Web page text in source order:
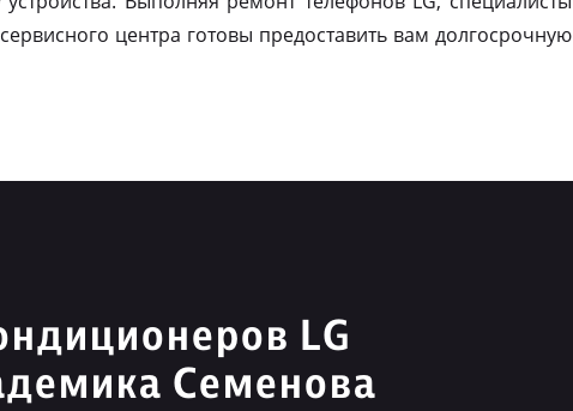
центра готовы предоставить вам долгосрочную
LG
Семенова